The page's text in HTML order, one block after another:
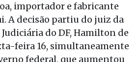
importador e fabricante
A decisão partiu do juiz da
Judiciária do DF, Hamilton de
feira 16, simultaneamente
federal, que aumentou